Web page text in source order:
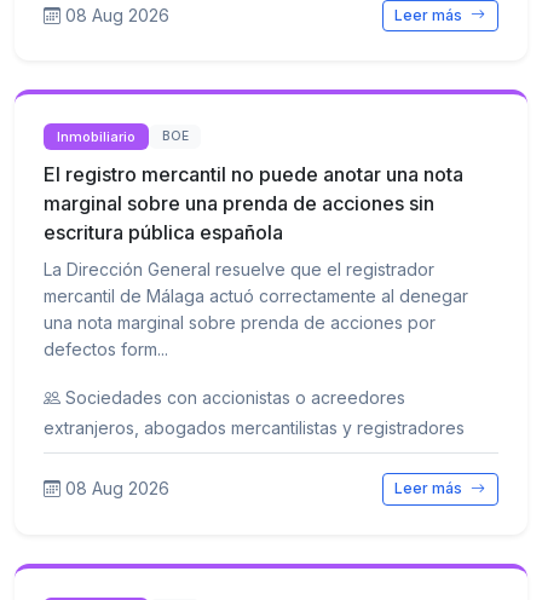
08 Aug 2026 Leer más
Inmobiliario BOE
El registro mercantil no puede anotar una nota
marginal sobre una prenda de acciones sin
escritura pública española
La Dirección General resuelve que el registrador
mercantil de Málaga actuó correctamente al denegar
una nota marginal sobre prenda de acciones por
defectos form...
Sociedades con accionistas o acreedores
extranjeros, abogados mercantilistas y registradores
08 Aug 2026 Leer más